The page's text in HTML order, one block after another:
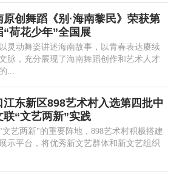
原创舞蹈《别·海南黎民》荣获第
“荷花少年”全国展
灵动舞姿讲述海南故事，以青春表达赓续
脉，充分展现了海南舞蹈创作和艺术人才
...
江东新区898艺术村入选第四批中
联“文艺两新”实践
文艺两新"的重要阵地，898艺术村积极搭建
示平台，将优秀新文艺群体和新文艺组织